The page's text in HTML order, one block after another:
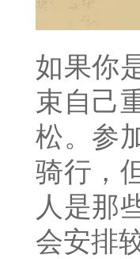
如果你
束自己
松。参
骑行，
人是那
会安排